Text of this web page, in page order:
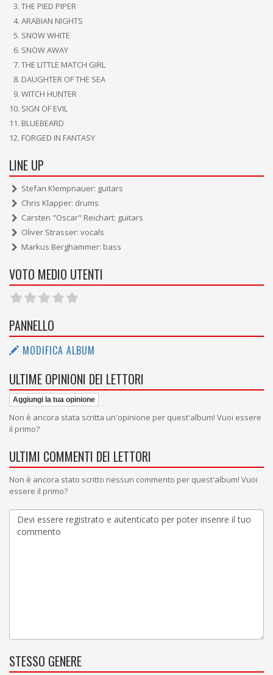
THE PIED PIPER
ARABIAN NIGHTS
SNOW WHITE
SNOW AWAY
THE LITTLE MATCH GIRL
DAUGHTER OF THE SEA
WITCH HUNTER
SIGN OF EVIL
BLUEBEARD
FORGED IN FANTASY
LINE UP
Stefan Klempnauer: guitars
Chris Klapper: drums
Carsten "Oscar" Reichart: guitars
Oliver Strasser: vocals
Markus Berghammer: bass
VOTO MEDIO UTENTI
PANNELLO
MODIFICA ALBUM
ULTIME OPINIONI DEI LETTORI
Aggiungi la tua opinione
Non è ancora stata scritta un'opinione per quest'album! Vuoi essere
il primo?
ULTIMI COMMENTI DEI LETTORI
Non è ancora stato scritto nessun commento per quest'album! Vuoi
essere il primo?
STESSO GENERE